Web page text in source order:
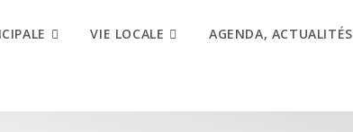
VIE LOCALE AGENDA, ACTUALITÉS